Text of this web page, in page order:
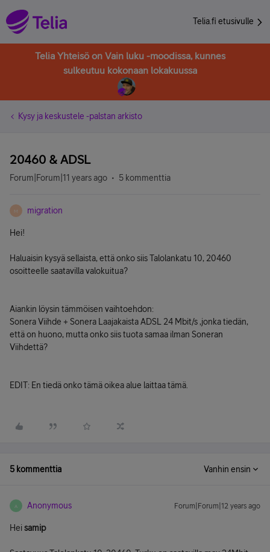
Telia.fi etusivulle
Telia Yhteisö on Vain luku -moodissa, kunnes
sulkeutuu kokonaan lokakuussa
Kysy ja keskustele -palstan arkisto
20460 & ADSL
Forum|Forum|11 years ago 5 kommenttia
M migration
Hei!
Haluaisin kysyä sellaista, että onko siis Talolankatu 10, 20460
osoitteelle saatavilla valokuitua?
Aiankin löysin tämmöisen vaihtoehdon:
Sonera Viihde + Sonera Laajakaista ADSL 24 Mbit/s ,jonka tiedän,
että on huono, mutta onko siis tuota samaa ilman Soneran
Viihdettä?
EDIT: En tiedä onko tämä oikea alue laittaa tämä.
5 kommenttia Vanhin ensin
A Anonymous Forum|Forum|12 years ago
Heisamip